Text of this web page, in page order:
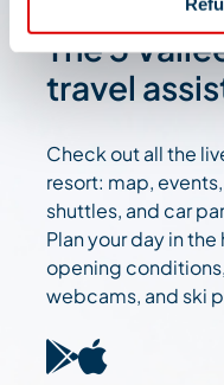
The 3
travel
Check out all the
resort: map,
shuttles, and car
Plan your day in
opening
webcams, and ski